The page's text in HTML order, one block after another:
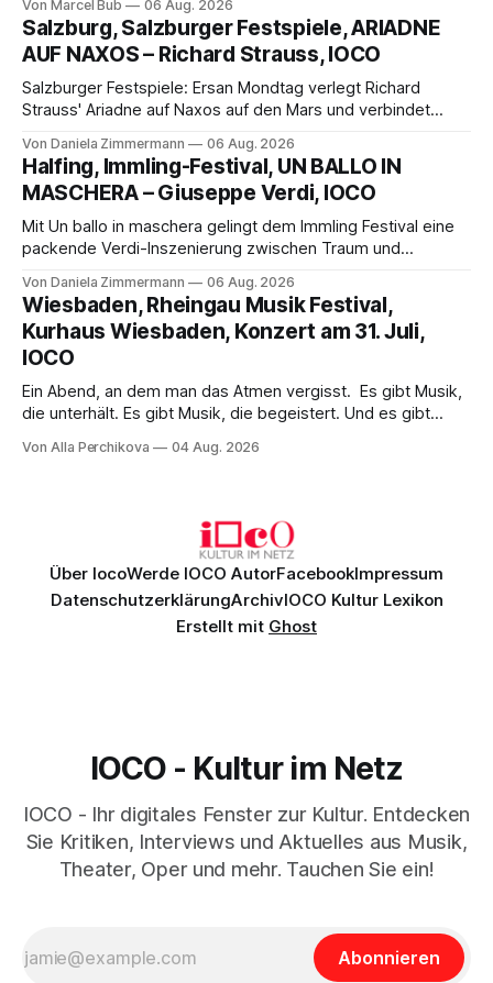
eine bildgewaltige Inszenierung, Maxime Pascal entfaltet
die komplexe Partitur eindrucksvoll, Philippe Sly berührt als
Franziskus.
Von Marcel Bub 06 Aug. 2026
Salzburg, Salzburger Festspiele, ARIADNE
AUF NAXOS – Richard Strauss, IOCO
Salzburger Festspiele: Ersan Mondtag verlegt Richard
Strauss' Ariadne auf Naxos auf den Mars und verbindet
Aufführung mit starken Solisten und den Wiener
Philharmonikern, szenisch bleibt der zweite Akt jedoch
hinter den Erwartungen zurück.
Von Daniela Zimmermann 06 Aug. 2026
Halfing, Immling-Festival, UN BALLO IN
MASCHERA – Giuseppe Verdi, IOCO
Mit Un ballo in maschera gelingt dem Immling Festival eine
packende Verdi-Inszenierung zwischen Traum und
psychologische Tiefe mit starken Bildern, getragen von
einem spielfreudigen Ensemble und einer musikalisch
überzeugenden Gesamtleistung.
Von Daniela Zimmermann 06 Aug. 2026
Wiesbaden, Rheingau Musik Festival,
Kurhaus Wiesbaden, Konzert am 31. Juli,
IOCO
Ein Abend, an dem man das Atmen vergisst. Es gibt Musik,
die unterhält. Es gibt Musik, die begeistert. Und es gibt
Genau so war der Abend im Kurhaus Wiesbaden, an dem
Von Alla Perchikova 04 Aug. 2026
Über IocoWerde IOCO AutorFacebookImpressum
DatenschutzerklärungArchivIOCO Kultur Lexikon
Erstellt mit Ghost
IOCO - Kultur im Netz
IOCO - Ihr digitales Fenster zur Kultur. Entdecken
Sie Kritiken, Interviews und Aktuelles aus Musik,
Theater, Oper und mehr. Tauchen Sie ein!
Abonnieren